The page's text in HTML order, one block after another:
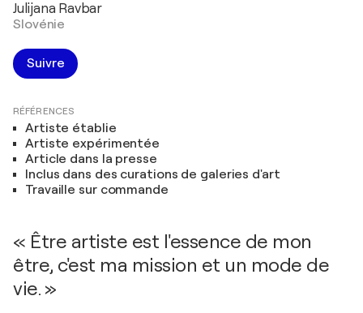
Julijana Ravbar
Slovénie
Suivre
RÉFÉRENCES
Artiste établie
Artiste expérimentée
Article dans la presse
Inclus dans des curations de galeries d'art
Travaille sur commande
« Être artiste est l'essence de mon
être, c'est ma mission et un mode de
vie. »